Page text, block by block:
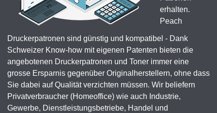
erhalten.
Peach
Druckerpatronen sind günstig und kompatibel - Dank
Schweizer Know-how mit eigenen Patenten bieten die
angebotenen Druckerpatronen und Toner immer eine
grosse Ersparnis gegenüber Originalherstellern, ohne dass
Sie dabei auf Qualität verzichten müssen. Wir beliefern
Privatverbraucher (Homeoffice) wie auch Industrie,
Gewerbe, Dienstleistungsbetriebe, Handel und